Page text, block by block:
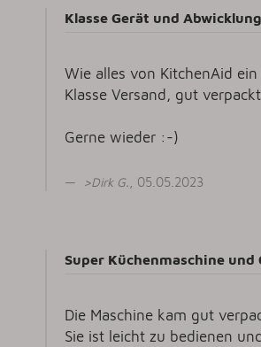
Klasse Gerät und Abwicklung
Wie alles von KitchenAid
Klasse Versand, gut
Gerne wieder :-)
>Dirk G. , 05.05.2023
Super Küchenmaschine und
Die Maschine kam gut
Sie ist leicht zu bedienen